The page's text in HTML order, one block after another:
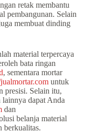
retak membantu
pembangunan. Selain
membuat dinding
material terpercaya
bata ringan
, sementara mortar
untuk
presisi. Selain itu,
lainnya dapat Anda
dan
belanja material
berkualitas.